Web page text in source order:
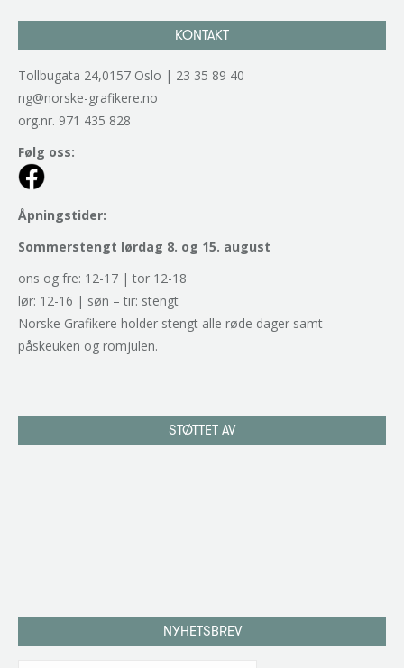
KONTAKT
Tollbugata 24,0157 Oslo | 23 35 89 40
ng@norske-grafikere.no
org.nr. 971 435 828
Følg oss:
Åpningstider:
Sommerstengt lørdag 8. og 15. august
ons og fre: 12-17 | tor 12-18
lør: 12-16 | søn – tir: stengt
Norske Grafikere holder stengt alle røde dager samt
påskeuken og romjulen.
STØTTET AV
NYHETSBREV